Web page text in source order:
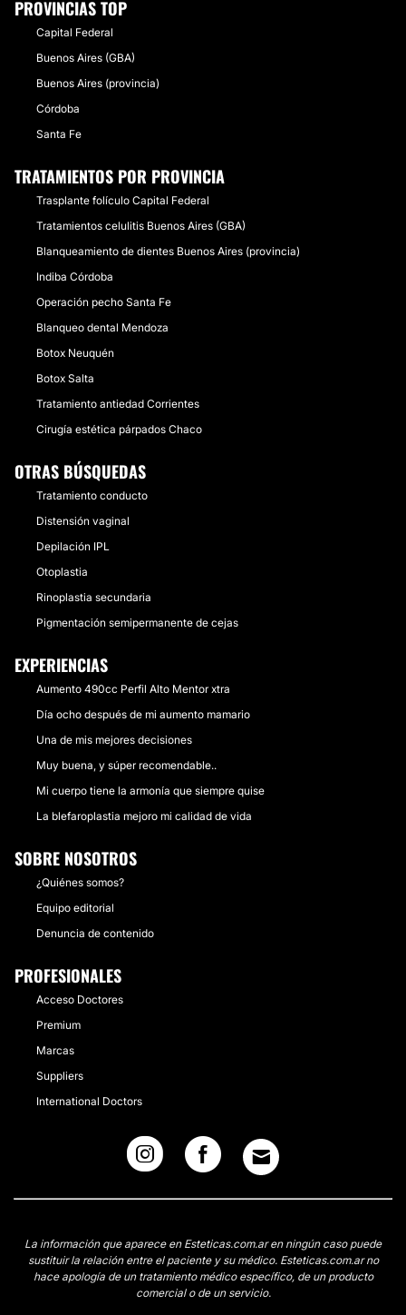
PROVINCIAS TOP
Capital Federal
Buenos Aires (GBA)
Buenos Aires (provincia)
Córdoba
Santa Fe
TRATAMIENTOS POR PROVINCIA
Trasplante folículo Capital Federal
Tratamientos celulitis Buenos Aires (GBA)
Blanqueamiento de dientes Buenos Aires (provincia)
Indiba Córdoba
Operación pecho Santa Fe
Blanqueo dental Mendoza
Botox Neuquén
Botox Salta
Tratamiento antiedad Corrientes
Cirugía estética párpados Chaco
OTRAS BÚSQUEDAS
Tratamiento conducto
Distensión vaginal
Depilación IPL
Otoplastia
Rinoplastia secundaria
Pigmentación semipermanente de cejas
EXPERIENCIAS
Aumento 490cc Perfil Alto Mentor xtra
Día ocho después de mi aumento mamario
Una de mis mejores decisiones
Muy buena, y súper recomendable..
Mi cuerpo tiene la armonía que siempre quise
La blefaroplastia mejoro mi calidad de vida
SOBRE NOSOTROS
¿Quiénes somos?
Equipo editorial
Denuncia de contenido
PROFESIONALES
Acceso Doctores
Premium
Marcas
Suppliers
International Doctors
La información que aparece en Esteticas.com.ar en ningún caso puede
sustituir la relación entre el paciente y su médico. Esteticas.com.ar no
hace apología de un tratamiento médico específico, de un producto
comercial o de un servicio.